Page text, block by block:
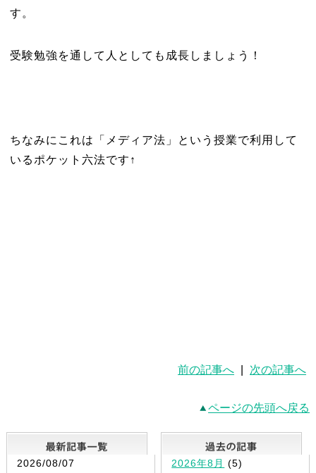
す。
受験勉強を通して人としても成長しましょう！
ちなみにこれは「メディア法」という授業で利用して
いるポケット六法です↑
前の記事へ 次の記事へ
ページの先頭へ戻る
最新記事一覧
2026/08/07
2026年8月 (5)